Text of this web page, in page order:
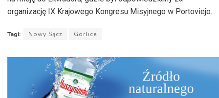
organizację IX Krajowego Kongresu Misyjnego w Portoviejo.
Tagi: Nowy Sącz Gorlice